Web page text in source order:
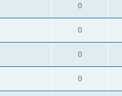
0
0
0
0